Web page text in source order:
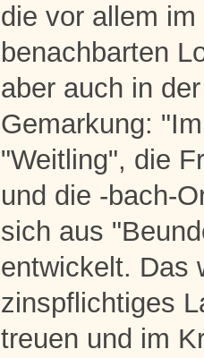
die vor allem
benachbarten
aber auch in
Gemarkung:
"Weitling", die
und die -bach-
sich aus
entwickelt. Das
zinspflichtiges
treuen und im